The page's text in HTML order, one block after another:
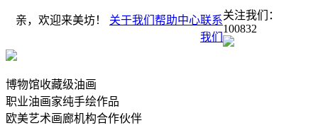
亲，欢迎来美坊！ 关于我们 帮助中心联系
我们
关注我们：
100832
博物馆收藏级油画
职业油画家纯手绘作品
欧美艺术画廊机构合作伙伴